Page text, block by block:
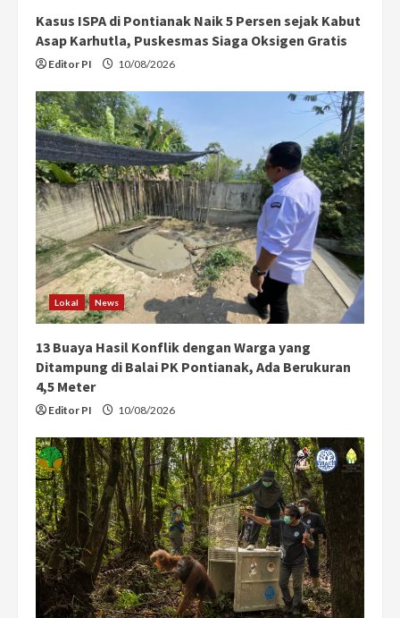
Kasus ISPA di Pontianak Naik 5 Persen sejak Kabut
Asap Karhutla, Puskesmas Siaga Oksigen Gratis
Editor PI 10/08/2026
Lokal News
13 Buaya Hasil Konflik dengan Warga yang
Ditampung di Balai PK Pontianak, Ada Berukuran
4,5 Meter
Editor PI 10/08/2026